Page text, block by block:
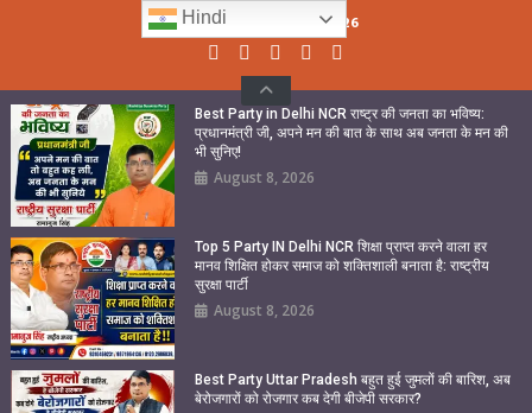
Sunday, August 09, 2026
Best Party in Delhi NCR राष्ट्र की जनता का भविष्य:
प्रधानमंत्री जी, अपने मन की बात के साथ अब जनता के मन की
भी सुनिए!
August 8, 2026
Top 5 Party IN Delhi NCR शिक्षा प्राप्त करने वाला हर
मानव शिक्षित होकर समाज को शक्तिशाली बनाता है: राष्ट्रीय
सुरक्षा पार्टी
August 8, 2026
Best Party Uttar Pradesh बहुत हुई जुमलों की बारिश, अब
बेरोजगारों को रोजगार कब देगी बीजेपी सरकार?
Hindi